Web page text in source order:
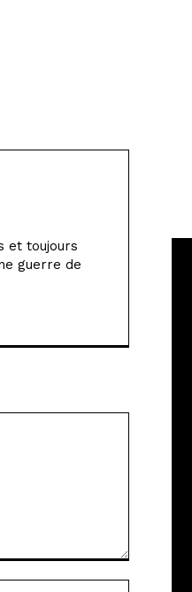
et toujours
guerre de